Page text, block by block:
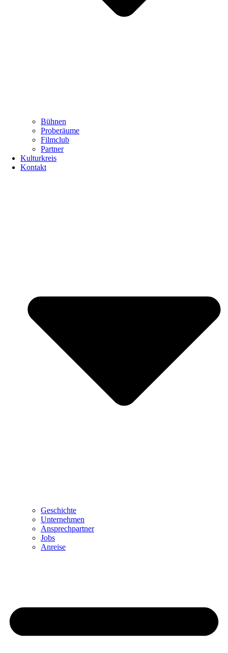
Bühnen
Proberäume
Filmclub
Partner
Kulturkreis
Kontakt
Geschichte
Unternehmen
Ansprechpartner
Jobs
Anreise